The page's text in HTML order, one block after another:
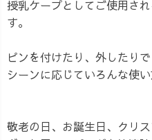
授乳ケープとしてご使用さ
す。
ピンを付けたり、外したりで
シーンに応じていろんな使
敬老の日、お誕生日、クリ